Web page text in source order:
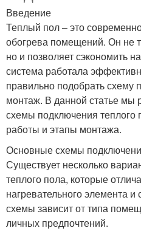
Введение
Теплый пол – это
обогрева помещений. Он не
но и позволяет сэкономить
система работала
правильно подобрать схему
монтаж. В данной статье мы
схемы подключения теплого
работы и этапы монтажа.
Основные схемы
Существует несколько
теплого пола, которые
нагревательного элемента
схемы зависит от типа
личных предпочтений.